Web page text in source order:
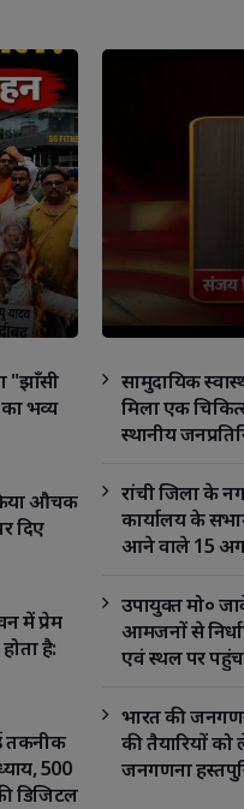
"झाँसी
भव्य
औचक
दिए
में प्रेम
है:
तकनीक
500
डिजिटल
सामुदायिक
मिला एक
स्थानीय
रांची जिला के
कार्यालय के
आने वाले 15
विकास
भगत की
अहम बैठक
उपायुक्त मो०
आमजनों से
एवं स्थल पर
अपील की
भारत की
की तैयारियों
जनगणना
WhatsApp